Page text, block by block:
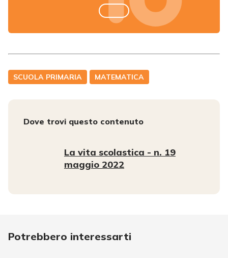
SCUOLA PRIMARIA MATEMATICA
Dove trovi questo contenuto
La vita scolastica - n. 19
maggio 2022
Potrebbero interessarti